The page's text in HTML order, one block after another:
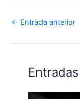
← Entrada anterior